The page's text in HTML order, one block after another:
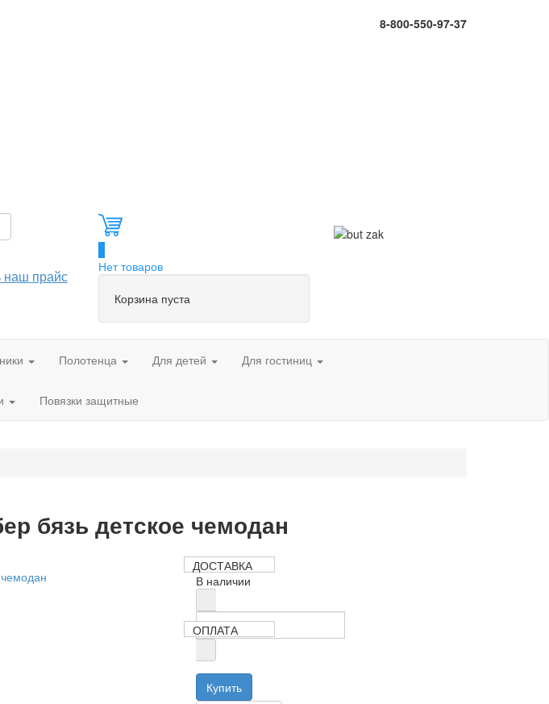
8-800-550-97-37
наш прайс
Нет товаров
Корзина пуста
Полотенца Для детей Для гостиниц
Повязки защитные
бязь детское чемодан
515 руб
В наличии
ДОСТАВКА
ОПЛАТА